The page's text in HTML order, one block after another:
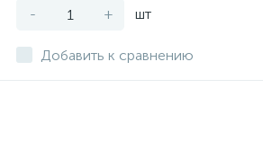
- + шт
Добавить к сравнению